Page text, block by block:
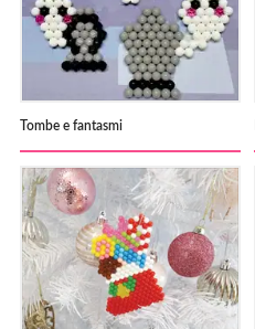
Tombe e fantasmi